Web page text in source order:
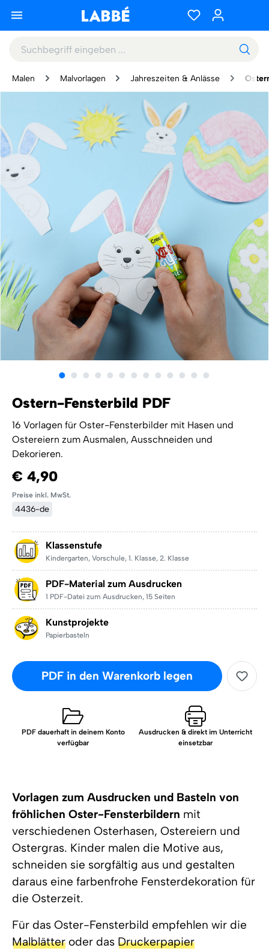
Malen Malvorlagen Jahreszeiten & Anlässe
Vorlagen zum Ausdrucken und Basteln von
fröhlichen Oster-Fensterbildern mit
verschiedenen Osterhasen, Ostereiern und
Ostergras. Kinder malen die Motive aus,
schneiden sie sorgfältig aus und gestalten
daraus eine farbenfrohe Fensterdekoration für
die Osterzeit.
Für das Oster-Fensterbild empfehlen wir die
Malblätter oder das Druckerpapier
Ostern-Fensterbild PDF
16 Vorlagen für Oster-Fensterbilder mit Hasen und
Ostereiern zum Ausmalen, Ausschneiden und
Dekorieren.
€ 4,90
Preise inkl. MwSt.
4436-de
Klassenstufe
Kindergarten, Vorschule, 1. Klasse, 2. Klasse
PDF-Material zum Ausdrucken
1 PDF-Datei zum Ausdrucken, 15 Seiten
Kunstprojekte
Papierbasteln
PDF in den Warenkorb legen
PDF dauerhaft in deinem Konto
verfügbar
Ausdrucken & direkt im Unterricht
einsetzbar